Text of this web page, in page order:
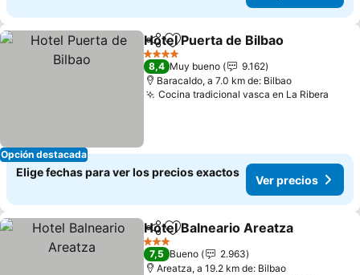
Opción destacada
CompartirAgregar a favoritos
Hotel Puerta de Bilbao
4 Estrellas
8,4 Muy bueno
9.162
Baracaldo, a 7.0 km de: Bilbao
Cocina tradicional vasca en La Ribera
Elige fechas para ver los precios exactos
Ver precios
CompartirAgregar a favoritos
Hotel Balneario Areatza
3 Estrellas
7,5 Bueno
2.963
Areatza, a 19.2 km de: Bilbao